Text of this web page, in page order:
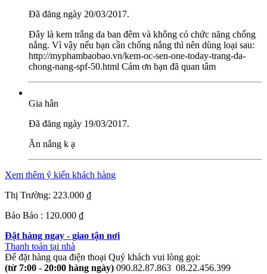
Đã đăng ngày 20/03/2017.
Đây là kem trắng da ban đêm và không có chức năng chống
nắng. Vì vậy nếu bạn cần chống nắng thì nên dùng loại sau:
http://myphambaobao.vn/kem-oc-sen-one-today-trang-da-
chong-nang-spf-50.html Cám ơn bạn đã quan tâm
Gia hân
Đã đăng ngày 19/03/2017.
Ăn nắng k ạ
Xem thêm ý kiến khách hàng
Thị Trường: 223.000 ₫
Bảo Bảo : 120.000 ₫
Đặt hàng ngay - giao tận nơi
Thanh toán tại nhà
Để đặt hàng qua điện thoại Quý khách vui lòng gọi:
(từ 7:00 - 20:00 hàng ngày) 090.82.87.863 08.22.456.399